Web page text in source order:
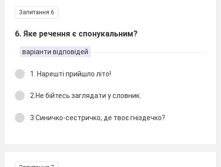
Запитання 6
6. Яке речення є спонукальним?
варіанти відповідей
1. Нарешті прийшло літо!
2.Не бійтесь заглядати у словник.
3.Синичко-сестричко, де твоє гніздечко?